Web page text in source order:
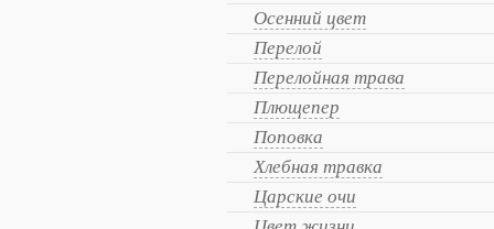
Осенний цвет
Перелой
Перелойная трава
Плющепер
Поповка
Хлебная травка
Царские очи